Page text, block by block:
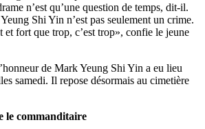
n’est qu’une question de temps, dit-il.
Shi Yin n’est pas seulement un crime.
et fort que trop, c’est trop», confie le jeune
de Mark Yeung Shi Yin a eu lieu
samedi. Il repose désormais au cimetière
le commanditaire